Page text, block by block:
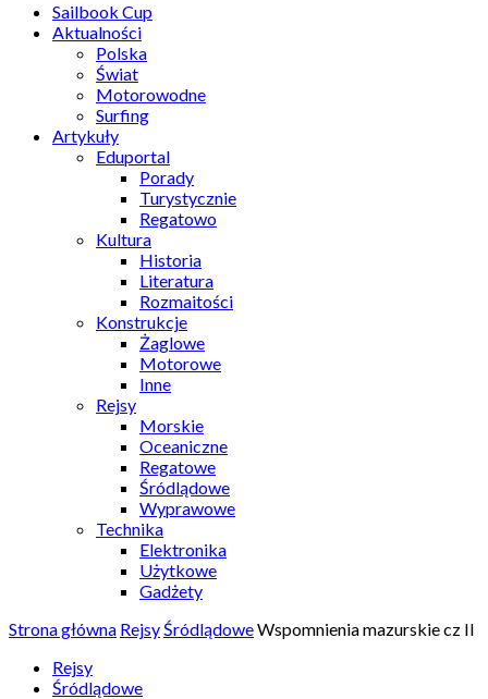
Sailbook Cup
Aktualności
Polska
Świat
Motorowodne
Surfing
Artykuły
Eduportal
Porady
Turystycznie
Regatowo
Kultura
Historia
Literatura
Rozmaitości
Konstrukcje
Żaglowe
Motorowe
Inne
Rejsy
Morskie
Oceaniczne
Regatowe
Śródlądowe
Wyprawowe
Technika
Elektronika
Użytkowe
Gadżety
Strona główna RejsyŚródlądoweWspomnienia mazurskie cz II
Rejsy
Śródlądowe